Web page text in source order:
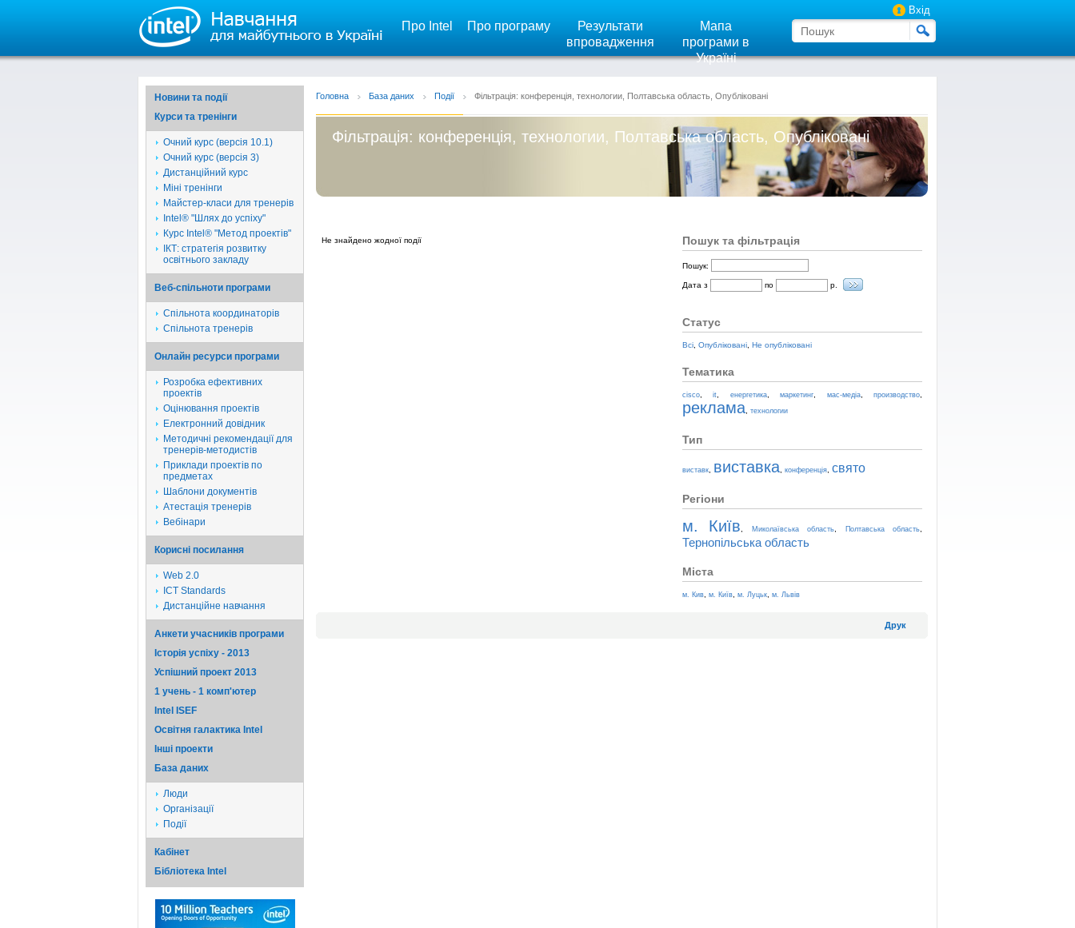
Вхід
Про Intel Про програму
Результати
впровадження
Мапа
програми в
Україні
Новини та події
Курси та тренінги
Очний курс (версія 10.1)
Очний курс (версія 3)
Дистанційний курс
Міні тренінги
Майстер-класи для тренерів
Intel® "Шлях до успіху"
Курс Intel® "Метод проектів"
ІКТ: стратегія розвитку
освітнього закладу
Веб-спільноти програми
Спільнота координаторів
Спільнота тренерів
Онлайн ресурси програми
Розробка ефективних
проектів
Оцінювання проектів
Електронний довідник
Методичні рекомендації для
тренерів-методистів
Приклади проектів по
предметах
Шаблони документів
Атестація тренерів
Вебінари
Корисні посилання
Web 2.0
ICT Standards
Дистанційне навчання
Анкети учасників програми
Історія успіху - 2013
Успішний проект 2013
1 учень - 1 комп'ютер
Intel ISEF
Освітня галактика Intel
Iншi проекти
База даних
Люди
Організації
Події
Кабінет
Бібліотека Intel
Головна База даних Події Фільтрація: конференція, технологии, Полтавська область, Опубліковані
Фільтрація: конференція, технологии, Полтавська область, Опубліковані
Не знайдено жодної події Пошук та фільтрація
Пошук:
Дата з по р.
Статус
Всі Опубліковані Не опубліковані
Тематика
cisco ,it енергетика,маркетинг мас-медіа,производство
реклама технологии
Тип
виставк виставка конференція свято
Регіони
м. Київ Миколаївська область Полтавська область
Тернопільська область
Міста
м. Кив м. Київ м. Луцьк м. Львів
Друк